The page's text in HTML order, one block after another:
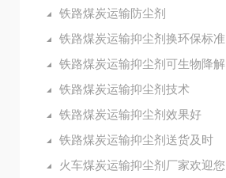
铁路煤炭运输防尘剂
铁路煤炭运输抑尘剂换环保标准
铁路煤炭运输抑尘剂可生物降解
铁路煤炭运输抑尘剂技术
铁路煤炭运输抑尘剂效果好
铁路煤炭运输抑尘剂送货及时
火车煤炭运输抑尘剂厂家欢迎您